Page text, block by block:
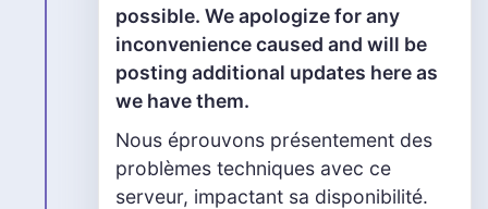
possible. We apologize for any
inconvenience caused and will be
posting additional updates here as
we have them.
Nous éprouvons présentement des
problèmes techniques avec ce
serveur, impactant sa disponibilité.